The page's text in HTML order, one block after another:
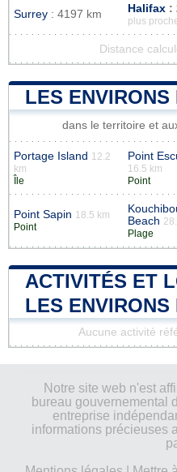
Surrey : 4197 km Halifax :
plus
Distance
LES ENVIRONS
dans le territoire et
Portage Island 12.2
km
Île
Point
16.5 km
Point
Point Sapin 18.5 km
Point
Beach
Plage
ACTIVITÉS ET
LES ENVIRONS
Aucune activité
Notre site web n'est
bureau gouvernemental
entreprise
informations précieuses